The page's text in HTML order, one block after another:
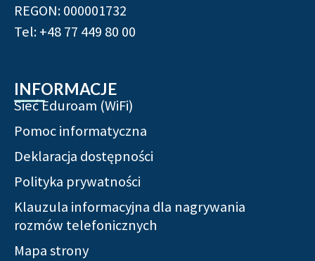
REGON: 000001732
Tel: +48 77 449 80 00
INFORMACJE
Sieć Eduroam (WiFi)
Pomoc informatyczna
Deklaracja dostępności
Polityka prywatności
Klauzula informacyjna dla nagrywania
rozmów telefonicznych
Mapa strony